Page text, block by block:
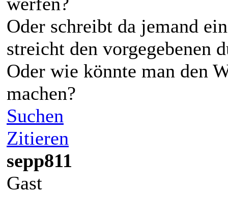
Oder schreibt da jemand
streicht den vorgegebenen
Oder wie könnte man den
machen?
Suchen
Zitieren
sepp811
Gast